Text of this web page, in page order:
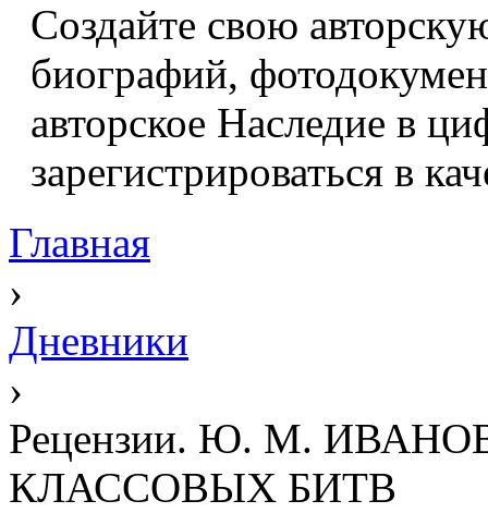
Создайте свою
биографий,
авторское Наследие в
зарегистрироваться в
Главная
›
Дневники
›
Рецензии. Ю. М.
КЛАССОВЫХ БИТВ